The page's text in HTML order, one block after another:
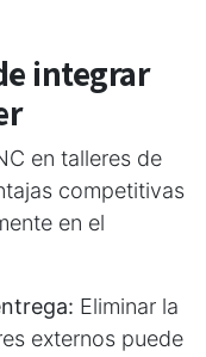
integrar
en talleres de
competitivas
en el
Eliminar la
externos puede